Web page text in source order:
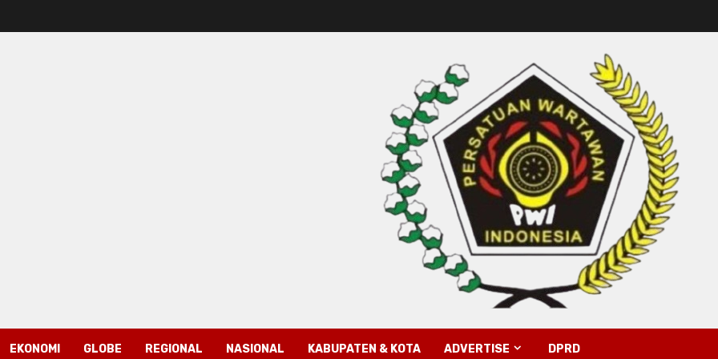
EKONOMI GLOBE REGIONAL NASIONAL KABUPATEN & KOTA ADVERTISE DPRD